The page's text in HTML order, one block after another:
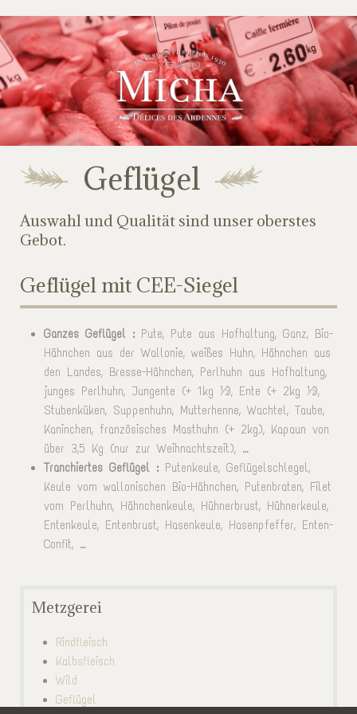
Geflügel
Auswahl und Qualität sind unser oberstes
Gebot.
Geflügel mit CEE-Siegel
Ganzes Geflügel : Pute, Pute aus Hofhaltung, Ganz, Bio-
Hähnchen aus der Wallonie, weißes Huhn, Hähnchen aus
den Landes, Bresse-Hähnchen, Perlhuhn aus Hofhaltung,
junges Perlhuhn, Jungente (+ 1kg ½), Ente (+ 2kg ½),
Stubenküken, Suppenhuhn, Mutterhenne, Wachtel, Taube,
Kaninchen, französisches Masthuhn (+ 2kg), Kapaun von
über 3,5 Kg (nur zur Weihnachtszeit), …
Tranchiertes Geflügel : Putenkeule, Geflügelschlegel,
Keule vom wallonischen Bio-Hähnchen, Putenbraten, Filet
vom Perlhuhn, Hähnchenkeule, Hühnerbrust, Hühnerkeule,
Entenkeule, Entenbrust, Hasenkeule, Hasenpfeffer, Enten-
Confit, …
Metzgerei
Rindfleisch
Kalbsfleisch
Wild
Geflügel